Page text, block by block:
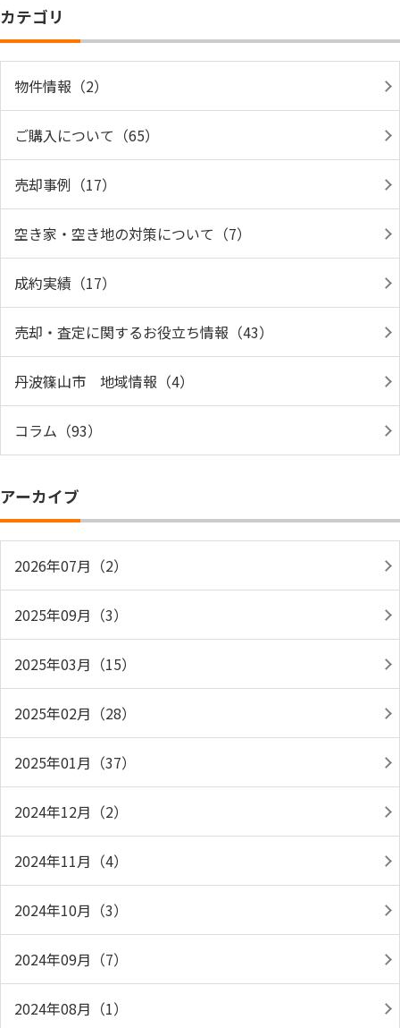
カテゴリ
物件情報（2）
ご購入について（65）
売却事例（17）
空き家・空き地の対策について（7）
成約実績（17）
売却・査定に関するお役立ち情報（43）
丹波篠山市 地域情報（4）
コラム（93）
アーカイブ
2026年07月（2）
2025年09月（3）
2025年03月（15）
2025年02月（28）
2025年01月（37）
2024年12月（2）
2024年11月（4）
2024年10月（3）
2024年09月（7）
2024年08月（1）